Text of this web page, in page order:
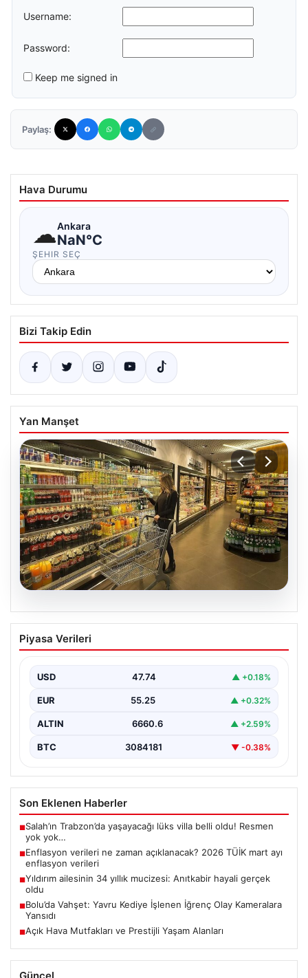
Username:
Password:
Keep me signed in
Paylaş:
Hava Durumu
☁Ankara
NaN°C
ŞEHIR SEÇ
Bizi Takip Edin
Yan Manşet
07.08.2026
Enflasyon verileri ne zaman
açıklanacak? 2026 TÜİK mart ayı
Piyasa Verileri
USD 47.74 ▲ +0.18%
EUR 55.25 ▲ +0.32%
ALTIN 6660.6 ▲ +2.59%
BTC 3084181 ▼ -0.38%
Son Eklenen Haberler
■Salah’ın Trabzon’da yaşayacağı lüks villa belli oldu! Resmen
yok yok…
■Enflasyon verileri ne zaman açıklanacak? 2026 TÜİK mart ayı
enflasyon verileri
■Yıldırım ailesinin 34 yıllık mucizesi: Anıtkabir hayali gerçek
oldu
■Bolu’da Vahşet: Yavru Kediye İşlenen İğrenç Olay Kameralara
Yansıdı
■Açık Hava Mutfakları ve Prestijli Yaşam Alanları